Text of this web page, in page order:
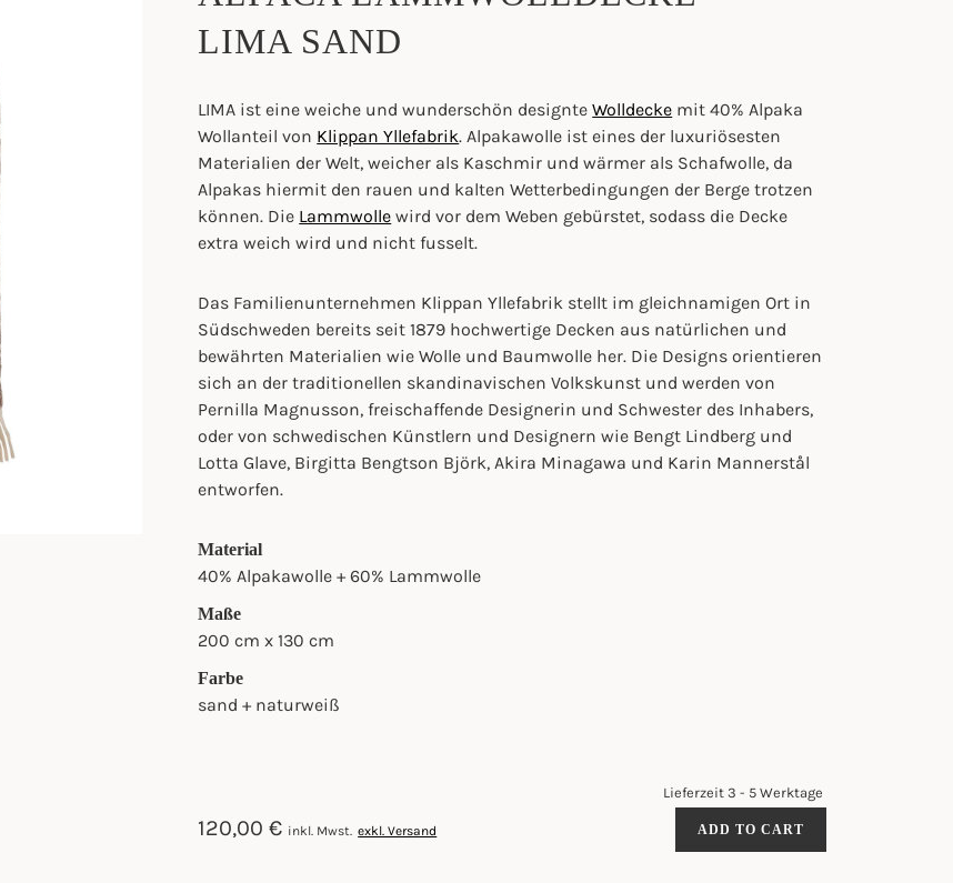
LIMA SAND
120,00€ inkl. Mwst. exkl. Versand
Lieferzeit 3 - 5 Werktage
LAMMWOLLDECKE
–
ADD TO CART
LIMA ist eine weiche und wunderschön designteWolldecke mit 40% Alpaka
Wollanteil von Klippan Yllefabrik. Alpakawolle ist eines der luxuriösesten
Materialien der Welt, weicher als Kaschmir und wärmer als Schafwolle, da
Alpakas hiermit den rauen und kalten Wetterbedingungen der Berge trotzen
können. Die Lammwolle wird vor dem Weben gebürstet, sodass die Decke
extra weich wird und nicht fusselt.
Das Familienunternehmen Klippan Yllefabrik stellt im gleichnamigen Ort in
Südschweden bereits seit 1879 hochwertige Decken aus natürlichen und
bewährten Materialien wie Wolle und Baumwolle her. Die Designs orientieren
sich an der traditionellen skandinavischen Volkskunst und werden von
Pernilla Magnusson, freischaffende Designerin und Schwester des Inhabers,
oder von schwedischen Künstlern und Designern wie Bengt Lindberg und
Lotta Glave, Birgitta Bengtson Björk, Akira Minagawa und Karin Mannerstål
entworfen.
Material
40% Alpakawolle + 60% Lammwolle
Maße
200 cm x 130 cm
Farbe
sand + naturweiß